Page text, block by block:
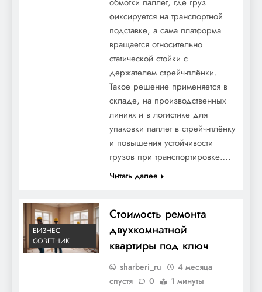
фиксируется на транспортной
подставке, а сама платформа
вращается относительно
статической стойки с
держателем стрейч-плёнки.
Такое решение применяется в
складе, на производственных
линиях и в логистике для
упаковки паллет в стрейч-плёнку
и повышения устойчивости
грузов при транспортировке….
Читать далее
БИЗНЕС
СОВЕТНИК
Стоимость ремонта
двухкомнатной
квартиры под ключ
sharberi_ru
4 месяца
спустя
0 1 минуты